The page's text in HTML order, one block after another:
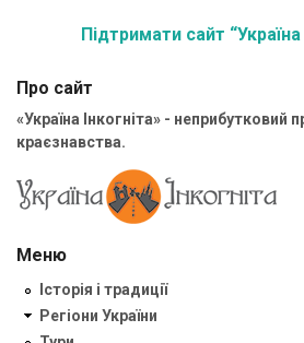
Підтримати сайт “Україна
Про сайт
«Україна Інкогніта» - неприбутковий
краєзнавства.
Меню
Історія і традиції
Регіони України